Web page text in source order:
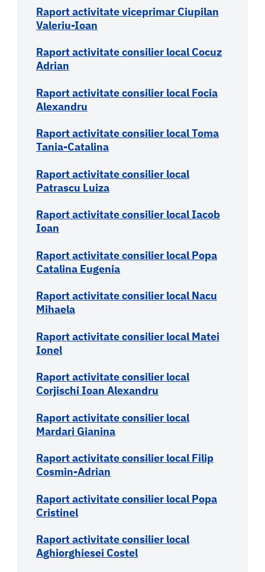
Raport activitate viceprimar Ciupilan
Valeriu-Ioan
Raport activitate consilier local Cocuz
Adrian
Raport activitate consilier local Focia
Alexandru
Raport activitate consilier local Toma
Tania-Catalina
Raport activitate consilier local
Patrascu Luiza
Raport activitate consilier local Iacob
Ioan
Raport activitate consilier local Popa
Catalina Eugenia
Raport activitate consilier local Nacu
Mihaela
Raport activitate consilier local Matei
Ionel
Raport activitate consilier local
Corjischi Ioan Alexandru
Raport activitate consilier local
Mardari Gianina
Raport activitate consilier local Filip
Cosmin-Adrian
Raport activitate consilier local Popa
Cristinel
Raport activitate consilier local
Aghiorghiesei Costel